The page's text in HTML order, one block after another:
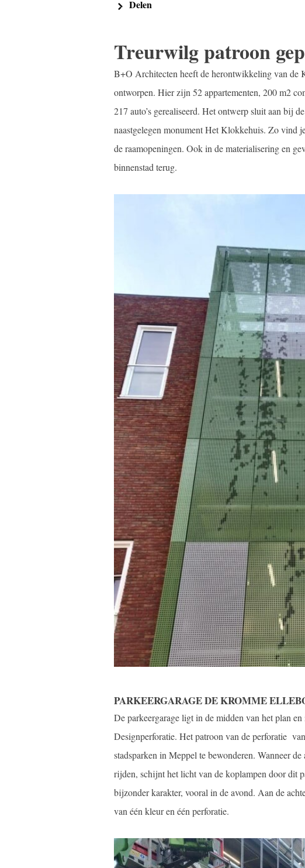
Delen
Treurwilg patroon
B+O Architecten heeft de herontwikkeling van de
ontworpen. Hier zijn 52 appartementen, 200 m2
217 auto’s gerealiseerd. Het ontwerp sluit aan bij
naastgelegen monument Het Klokkehuis. Zo vind
de raamopeningen. Ook in de materialisering en
binnenstad terug.
PARKEERGARAGE DE KROMME
De parkeergarage ligt in de midden van het plan
Designperforatie. Het patroon van de perforatie
stadsparken in Meppel te bewonderen. Wanneer
rijden, schijnt het licht van de koplampen door dit
bijzonder karakter, vooral in de avond. Aan de
van één kleur en één perforatie.